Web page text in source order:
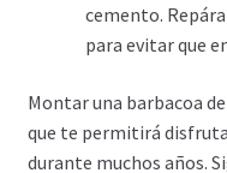
cemento.
para evitar que
Montar una barbacoa
que te permitirá
durante muchos años.